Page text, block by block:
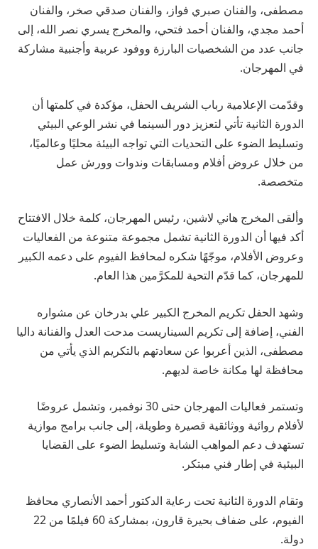
مصطفى، والفنان صبري فواز، والفنان صدقي صخر، والفنان
أحمد مجدي، والفنان أحمد فتحي، والمخرج يسري نصر الله، إلى
جانب عدد من الشخصيات البارزة ووفود عربية وأجنبية مشاركة
في المهرجان.
وقدّمت الإعلامية رباب الشريف الحفل، مؤكدة في كلمتها أن
الدورة الثانية تأتي لتعزيز دور السينما في نشر الوعي البيئي
وتسليط الضوء على التحديات التي تواجه البيئة محليًا وعالميًا،
من خلال عروض أفلام ومسابقات وندوات وورش عمل
متخصصة.
وألقى المخرج هاني لاشين، رئيس المهرجان، كلمة خلال الافتتاح
أكد فيها أن الدورة الثانية تشمل مجموعة متنوعة من الفعاليات
وعروض الأفلام، موجّهًا شكره لمحافظ الفيوم على دعمه الكبير
للمهرجان، كما قدّم التحية للمكرَّمين هذا العام.
وشهد الحفل تكريم المخرج الكبير علي بدرخان عن مشواره
الفني، إضافة إلى تكريم السيناريست مدحت العدل والفنانة داليا
مصطفى، الذين أعربوا عن سعادتهم بالتكريم الذي يأتي من
محافظة لها مكانة خاصة لديهم.
وتستمر فعاليات المهرجان حتى 30 نوفمبر، وتشمل عروضًا
لأفلام روائية ووثائقية قصيرة وطويلة، إلى جانب برامج موازية
تستهدف دعم المواهب الشابة وتسليط الضوء على القضايا
البيئية في إطار فني مبتكر.
وتقام الدورة الثانية تحت رعاية الدكتور أحمد الأنصاري محافظ
الفيوم، على ضفاف بحيرة قارون، بمشاركة 60 فيلمًا من 22
دولة.